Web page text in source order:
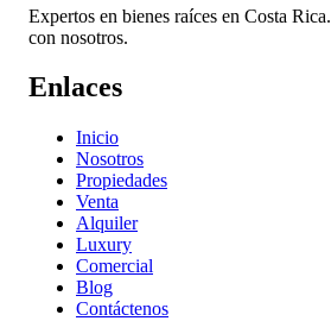
Expertos en bienes raíces en Costa
con nosotros.
Enlaces
Inicio
Nosotros
Propiedades
Venta
Alquiler
Luxury
Comercial
Blog
Contáctenos